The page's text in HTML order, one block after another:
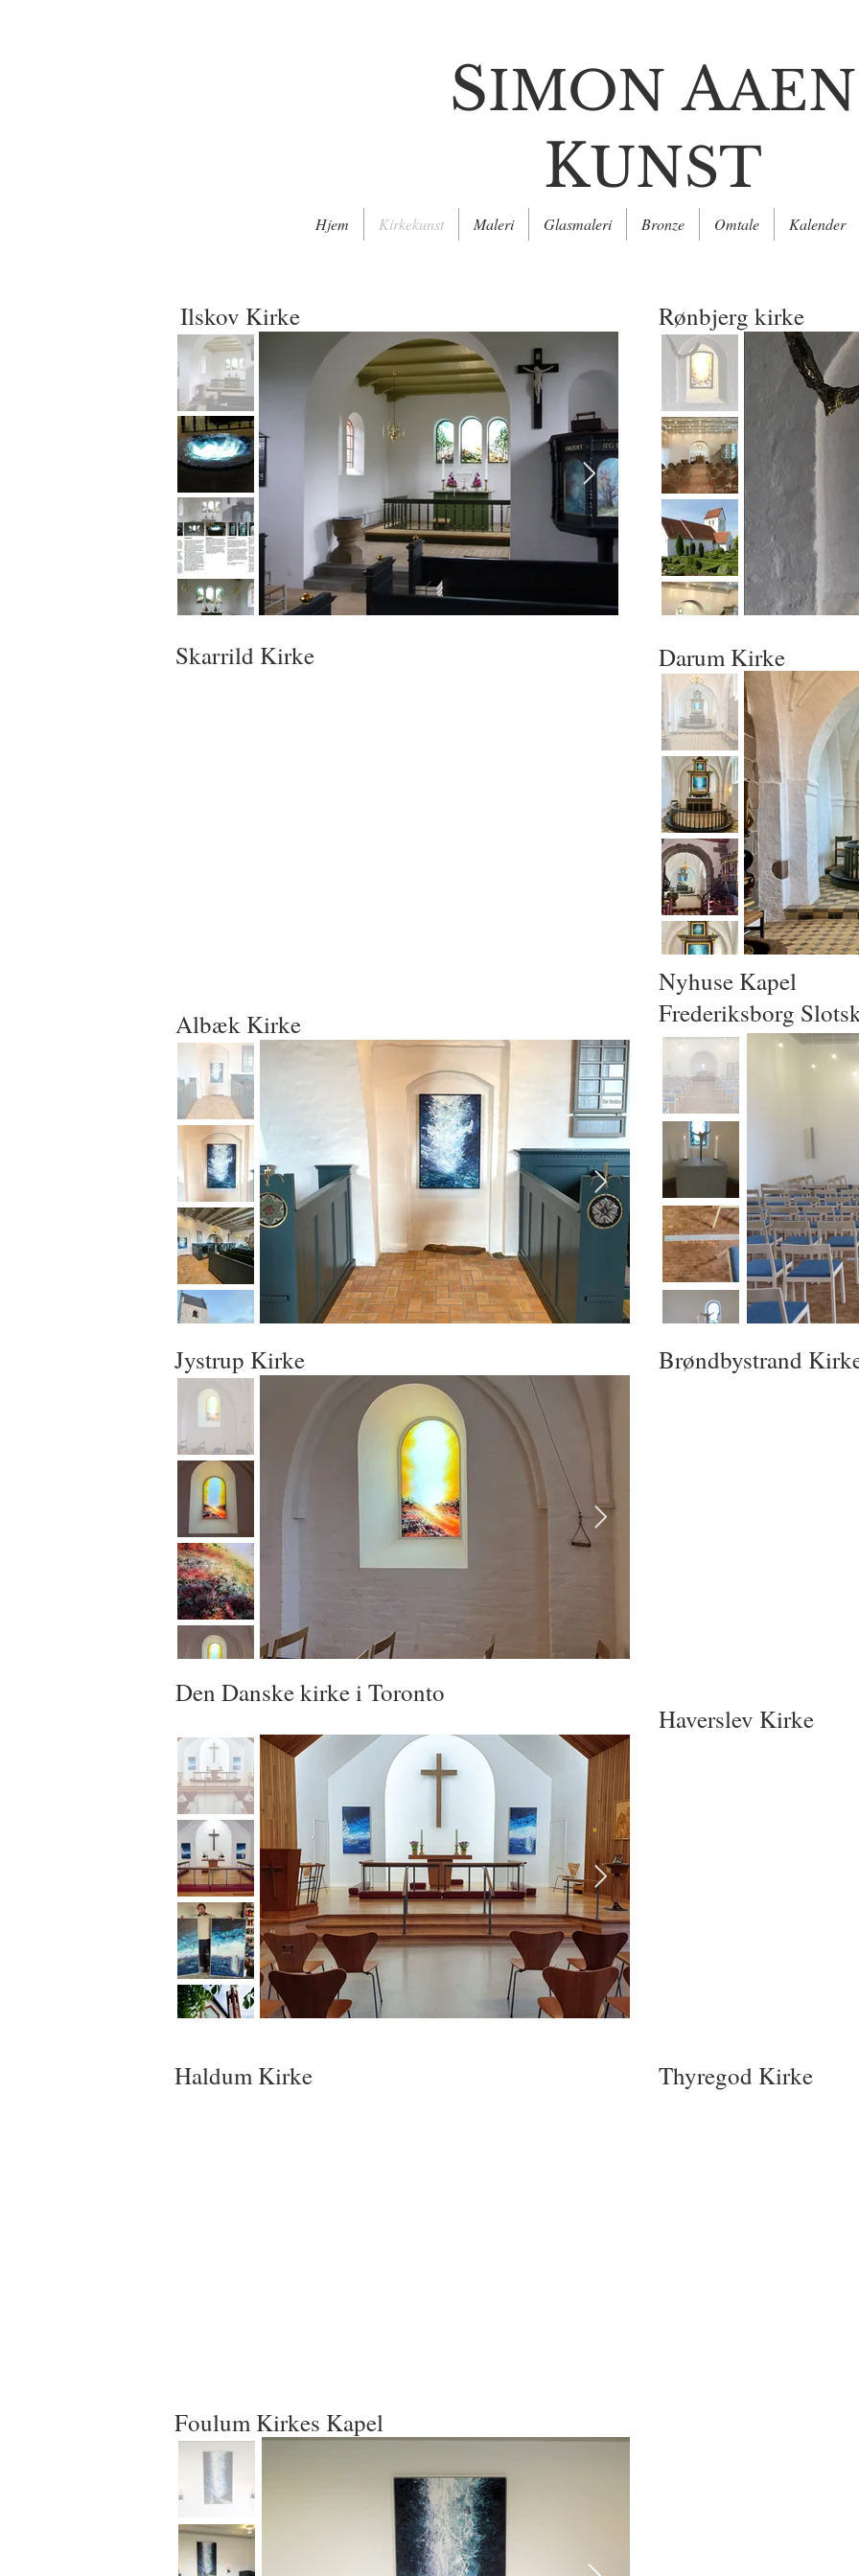
SIMONAAEN
KUNST
Hjem Kirkekunst Maleri Glasmaleri Bronze Omtale Kalender
Ilskov Kirke
Skarrild Kirke
Albæk Kirke
Jystrup Kirke
Den Danske kirke i Toronto
Haldum Kirke
Foulum Kirkes Kapel
Rønbjerg kirke
Darum Kirke
Nyhuse Kapel
Frederiksborg
Brøndbystrand
Haverslev Kirke
Thyregod Kirke